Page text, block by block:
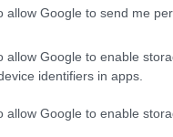
allow Google to send me
allow Google to enable
identifiers in apps.
allow Google to enable